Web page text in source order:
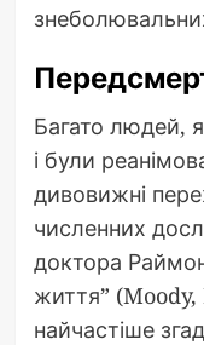
Багато людей,
і були
дивовижні
численних
доктора
життя”
найчастіше